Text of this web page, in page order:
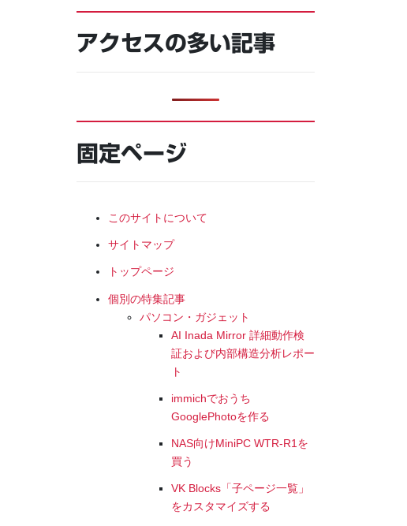
アクセスの多い記事
固定ページ
このサイトについて
サイトマップ
トップページ
個別の特集記事
パソコン・ガジェット
AI Inada Mirror 詳細動作検
証および内部構造分析レポー
ト
immichでおうち
GooglePhotoを作る
NAS向けMiniPC WTR-R1を
買う
VK Blocks「子ページ一覧」
をカスタマイズする